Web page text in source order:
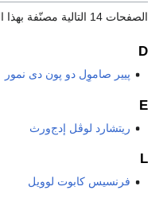
الصفحات 14 التالية مصنّفة بهذا التصنيف، من إجمالي 14.
D
پيير صاموِل دو پون دى نمور
E
ريتشارد لوڤل إدج‌ورث
L
فرنسيس كابوت لوويل